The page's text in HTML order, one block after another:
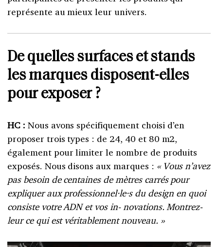
représente au mieux leur univers.
De quelles surfaces et stands
les marques disposent-elles
pour exposer ?
HC : Nous avons spécifiquement choisi d’en
proposer trois types : de 24, 40 et 80 m2,
également pour limiter le nombre de produits
exposés. Nous disons aux marques : « Vous n’avez
pas besoin de centaines de mètres carrés pour
expliquer aux professionnel·le·s du design en quoi
consiste votre ADN et vos in- novations. Montrez-
leur ce qui est véritablement nouveau. »